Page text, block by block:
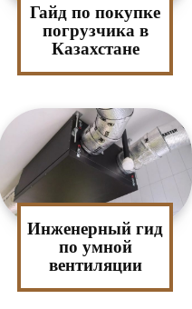
Гайд по покупке
погрузчика в
Казахстане
Инженерный гид
по умной
вентиляции